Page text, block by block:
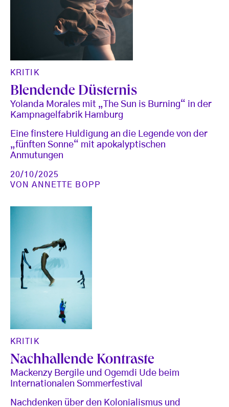
KRITIK
Blendende Düsternis
Yolanda Morales mit „The Sun is Burning“ in der
Kampnagelfabrik Hamburg
Eine finstere Huldigung an die Legende von der
„fünften Sonne“ mit apokalyptischen
Anmutungen
20/10/2025
VONANNETTE BOPP
KRITIK
Nachhallende Kontraste
Mackenzy Bergile und Ogemdi Ude beim
Internationalen Sommerfestival
Nachdenken über den Kolonialismus und